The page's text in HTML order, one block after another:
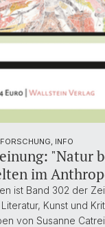
INFO
"Natur
im
ist Band 302 der
Kunst und
von Susanne